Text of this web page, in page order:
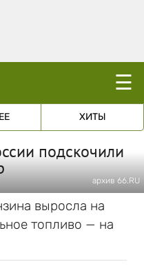
☰
ХИТЫ
подскочили
архив 66.RU
выросла на
топливо — на